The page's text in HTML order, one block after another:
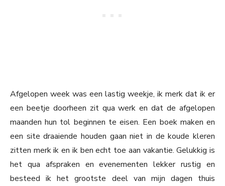
Afgelopen week was een lastig weekje, ik merk dat ik er
een beetje doorheen zit qua werk en dat de afgelopen
maanden hun tol beginnen te eisen. Een boek maken en
een site draaiende houden gaan niet in de koude kleren
zitten merk ik en ik ben echt toe aan vakantie. Gelukkig is
het qua afspraken en evenementen lekker rustig en
besteed ik het grootste deel van mijn dagen thuis